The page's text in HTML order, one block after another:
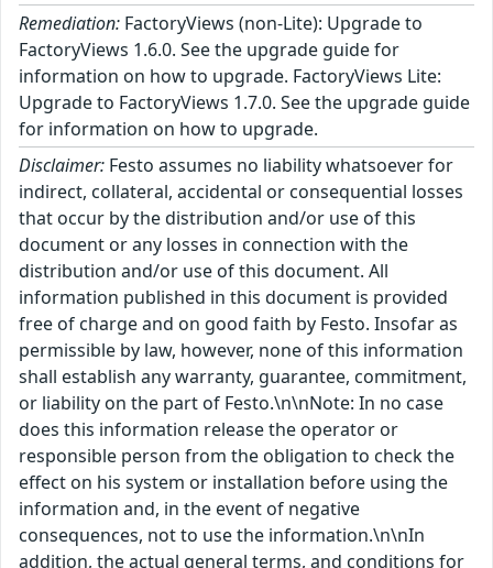
Remediation: FactoryViews (non-Lite): Upgrade to
FactoryViews 1.6.0. See the upgrade guide for
information on how to upgrade. FactoryViews Lite:
Upgrade to FactoryViews 1.7.0. See the upgrade guide
for information on how to upgrade.
Disclaimer: Festo assumes no liability whatsoever for
indirect, collateral, accidental or consequential losses
that occur by the distribution and/or use of this
document or any losses in connection with the
distribution and/or use of this document. All
information published in this document is provided
free of charge and on good faith by Festo. Insofar as
permissible by law, however, none of this information
shall establish any warranty, guarantee, commitment,
or liability on the part of Festo.\n\nNote: In no case
does this information release the operator or
responsible person from the obligation to check the
effect on his system or installation before using the
information and, in the event of negative
consequences, not to use the information.\n\nIn
addition, the actual general terms, and conditions for